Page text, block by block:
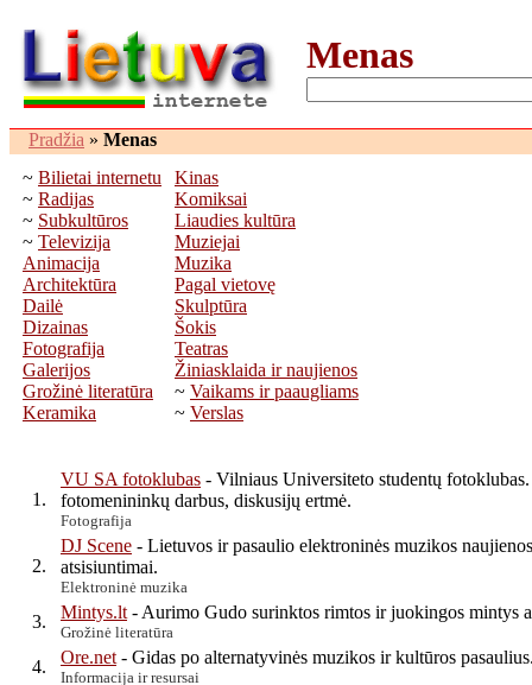
Menas
Pradžia » Menas
~ Bilietai internetu
~ Radijas
~ Subkultūros
~ Televizija
Animacija
Architektūra
Dailė
Dizainas
Fotografija
Galerijos
Grožinė literatūra
Keramika
Kinas
Komiksai
Liaudies kultūra
Muziejai
Muzika
Pagal vietovę
Skulptūra
Šokis
Teatras
Žiniasklaida ir naujienos
~ Vaikams ir paaugliams
~ Verslas
1.
VU SA fotoklubas - Vilniaus Universiteto studentų
fotomenininkų darbus, diskusijų ertmė.
Fotografija
2.
DJ Scene - Lietuvos ir pasaulio elektroninės muzikos
atsisiuntimai.
Elektroninė muzika
3. Mintys.lt - Aurimo Gudo surinktos rimtos ir juokingos mintys
Grožinė literatūra
4. Ore.net - Gidas po alternatyvinės muzikos ir kultūros
Informacija ir resursai